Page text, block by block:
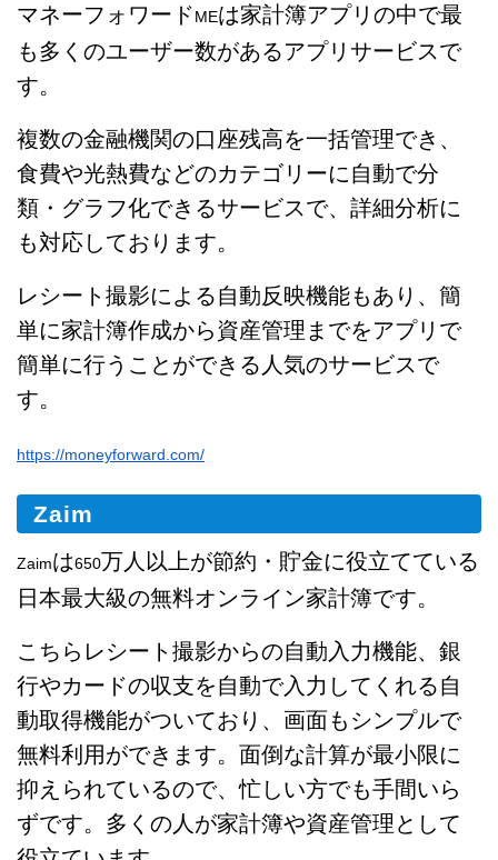
マネーフォワードMEは家計簿アプリの中で最
も多くのユーザー数があるアプリサービスで
す。
複数の金融機関の口座残高を一括管理でき、
食費や光熱費などのカテゴリーに自動で分
類・グラフ化できるサービスで、詳細分析に
も対応しております。
レシート撮影による自動反映機能もあり、簡
単に家計簿作成から資産管理までをアプリで
簡単に行うことができる人気のサービスで
す。
https://moneyforward.com/
Zaim
Zaimは650万人以上が節約・貯金に役立てている
日本最大級の無料オンライン家計簿です。
こちらレシート撮影からの自動入力機能、銀
行やカードの収支を自動で入力してくれる自
動取得機能がついており、画面もシンプルで
無料利用ができます。面倒な計算が最小限に
抑えられているので、忙しい方でも手間いら
ずです。多くの人が家計簿や資産管理として